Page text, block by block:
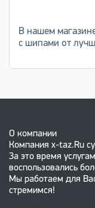
В нашем
с шипами от
О компании
Компания x-taz.Ru
За это время
воспользовались
Мы работаем для
стремимся!